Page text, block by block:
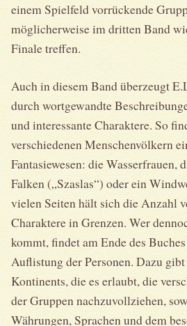
einem Spielfeld vorrückende
möglicherweise im dritten Band
Finale treffen.
Auch in diesem Band überzeugt
durch wortgewandte
und interessante Charaktere. So
verschiedenen Menschenvölkern
Fantasiewesen: die Wasserfrauen,
Falken („Szaslas“) oder ein
vielen Seiten hält sich die Anzahl
Charaktere in Grenzen. Wer
kommt, findet am Ende des
Auflistung der Personen. Dazu
Kontinents, die es erlaubt, die
der Gruppen nachzuvollziehen,
Währungen, Sprachen und dem